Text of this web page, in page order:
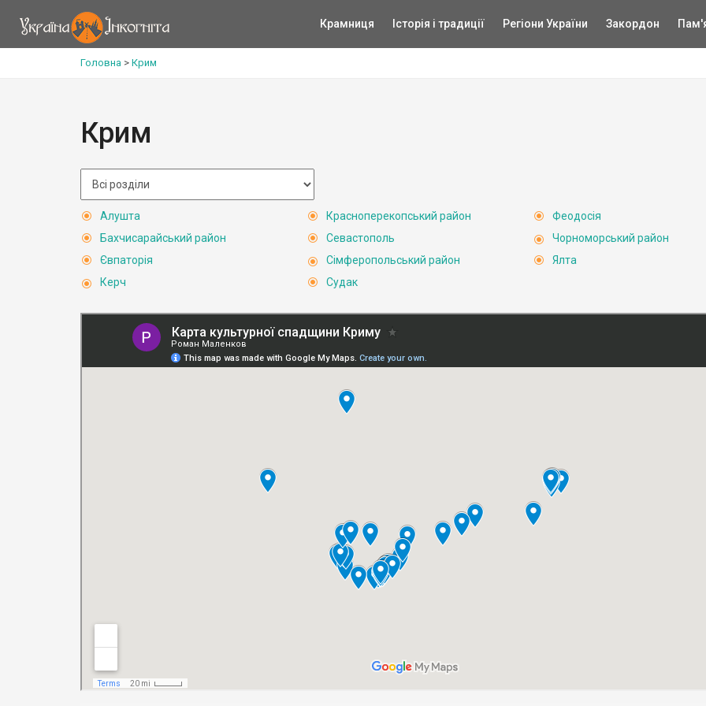
Крамниця Історія і традиції Регіони України Закордон
Головна > Крим
Крим
Алушта
Бахчисарайський район
Євпаторія
Керч
Красноперекопський район
Севастополь
Сімферопольський район
Судак
Феодосія
Чорноморський район
Ялта